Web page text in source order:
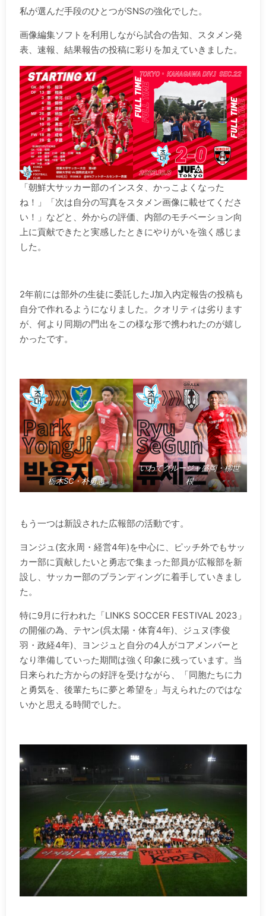
私が選んだ手段のひとつがSNSの強化でした。
画像編集ソフトを利用しながら試合の告知、スタメン発
表、速報、結果報告の投稿に彩りを加えていきました。
「朝鮮大サッカー部のインスタ、かっこよくなった
ね！」「次は自分の写真をスタメン画像に載せてくださ
い！」などと、外からの評価、内部のモチベーション向
上に貢献できたと実感したときにやりがいを強く感じま
した。
2年前には部外の生徒に委託したJ加入内定報告の投稿も
自分で作れるようになりました。クオリティは劣ります
が、何より同期の門出をこの様な形で携われたのが嬉し
かったです。
栃木SC・朴勇志
いわてグルージャ盛岡・柳世
根
もう一つは新設された広報部の活動です。
ヨンジュ(玄永周・経営4年)を中心に、ピッチ外でもサッ
カー部に貢献したいと勇志で集まった部員が広報部を新
設し、サッカー部のブランディングに着手していきまし
た。
特に9月に行われた「LINKS SOCCER FESTIVAL 2023」
の開催の為、テヤン(呉太陽・体育4年)、ジュヌ(李俊
羽・政経4年)、ヨンジュと自分の4人がコアメンバーと
なり準備していった期間は強く印象に残っています。当
日来られた方からの好評を受けながら、「同胞たちに力
と勇気を、後輩たちに夢と希望を」与えられたのではな
いかと思える時間でした。